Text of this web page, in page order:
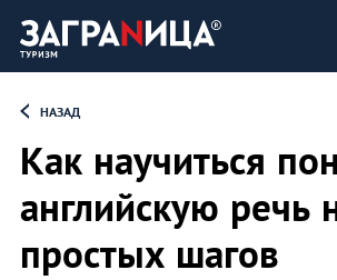
НАЗАД
Как научиться
английскую речь
простых шагов